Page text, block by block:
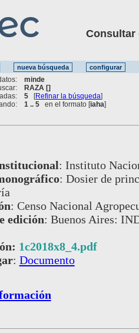
Consultar
minde
RAZA []
5 [Refinar la búsqueda]
1 .. 5 en el formato [iaha]
: Instituto
: Dosier de
: Censo Nacional
edición: Buenos Aires:
1c2018x8_4.pdf
: Documento